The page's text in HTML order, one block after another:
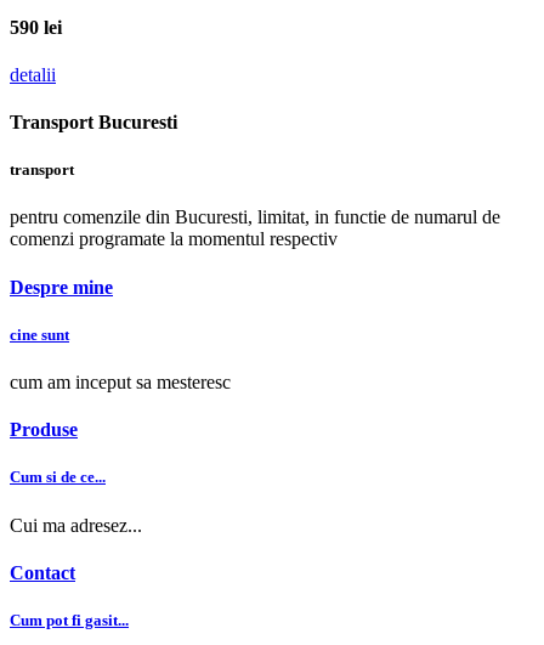
590 lei
detalii
Transport Bucuresti
transport
pentru comenzile din Bucuresti, limitat, in functie de numarul de
comenzi programate la momentul respectiv
Despre mine
cine sunt
cum am inceput sa mesteresc
Produse
Cum si de ce...
Cui ma adresez...
Contact
Cum pot fi gasit...